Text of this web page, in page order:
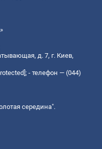
д. 7, г. Киев,
; - телефон — (044)
середина".